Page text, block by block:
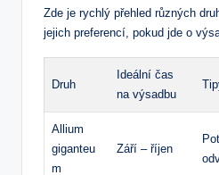
Zde je rychlý přehled různých
jejich preferencí, pokud jde o
Druh
Ideální čas⁣
na ​výsadbu
Allium‌
giganteu
m
Září – říjen